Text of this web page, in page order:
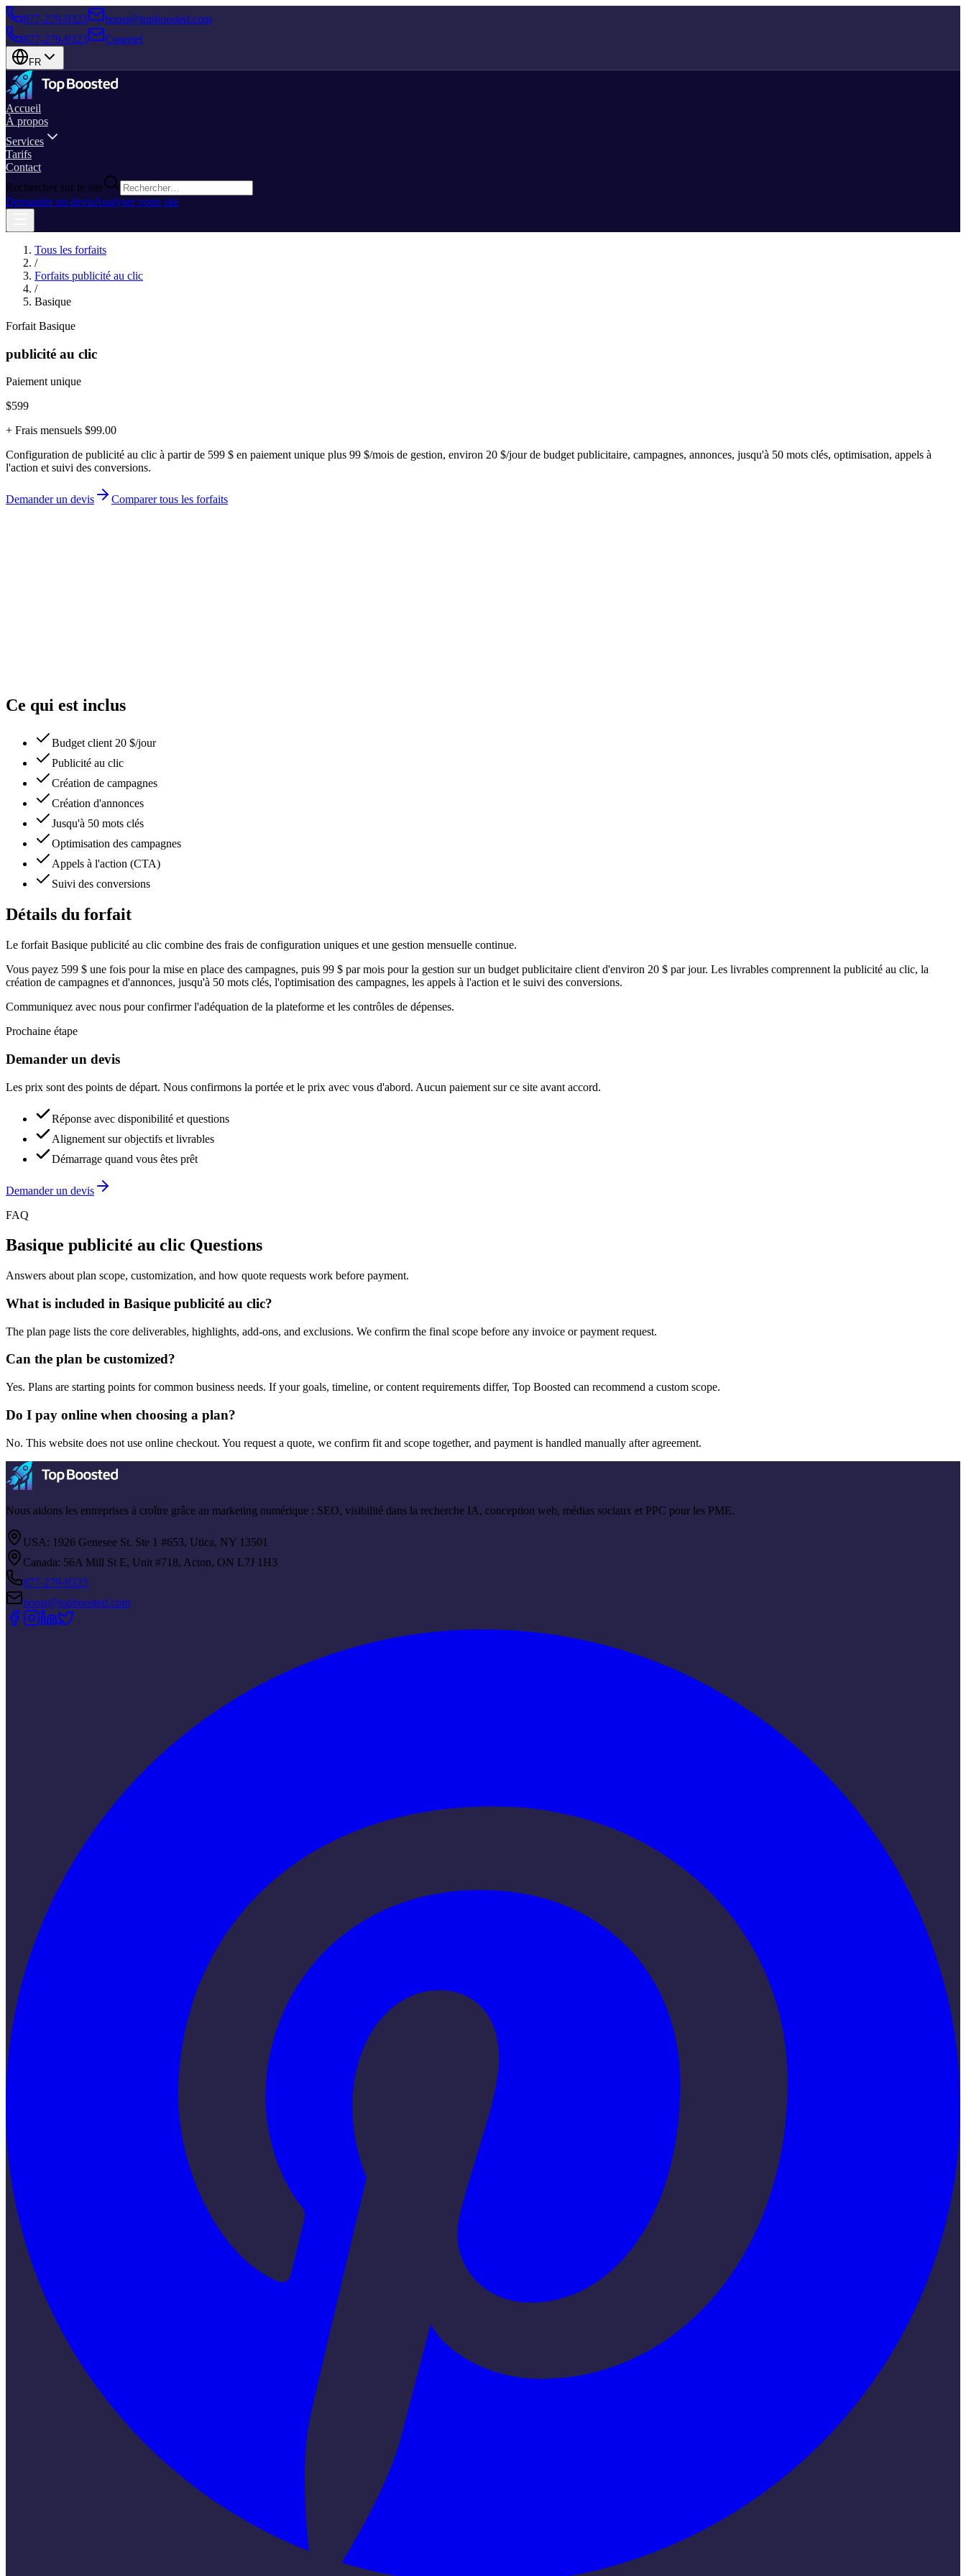
877-279-9323
boost@topboosted.com
877-279-9323
Courriel
FR
Accueil
À propos
Services
Tarifs
Contact
Rechercher sur le site
Demander un devisAnalyser votre site
Tous les forfaits
/
Forfaits publicité au clic
/
Basique
Forfait Basique
publicité au clic
Paiement unique
$599
+ Frais mensuels $99.00
Configuration de publicité au clic à partir de 599 $ en paiement unique plus 99 $/mois de gestion, environ 20 $/jour de budget publicitaire, campagnes, annonces, jusqu'à 50 mots clés, optimisation, appels à
l'action et suivi des conversions.
Demander un devis Comparer tous les forfaits
Ce qui est inclus
Budget client 20 $/jour
Publicité au clic
Création de campagnes
Création d'annonces
Jusqu'à 50 mots clés
Optimisation des campagnes
Appels à l'action (CTA)
Suivi des conversions
Détails du forfait
Le forfait Basique publicité au clic combine des frais de configuration uniques et une gestion mensuelle continue.
Vous payez 599 $ une fois pour la mise en place des campagnes, puis 99 $ par mois pour la gestion sur un budget publicitaire client d'environ 20 $ par jour. Les livrables comprennent la publicité au clic, la
création de campagnes et d'annonces, jusqu'à 50 mots clés, l'optimisation des campagnes, les appels à l'action et le suivi des conversions.
Communiquez avec nous pour confirmer l'adéquation de la plateforme et les contrôles de dépenses.
Prochaine étape
Demander un devis
Les prix sont des points de départ. Nous confirmons la portée et le prix avec vous d'abord. Aucun paiement sur ce site avant accord.
Réponse avec disponibilité et questions
Alignement sur objectifs et livrables
Démarrage quand vous êtes prêt
Demander un devis
FAQ
Basique publicité au clic Questions
Answers about plan scope, customization, and how quote requests work before payment.
What is included in Basique publicité au clic?
The plan page lists the core deliverables, highlights, add-ons, and exclusions. We confirm the final scope before any invoice or payment request.
Can the plan be customized?
Yes. Plans are starting points for common business needs. If your goals, timeline, or content requirements differ, Top Boosted can recommend a custom scope.
Do I pay online when choosing a plan?
No. This website does not use online checkout. You request a quote, we confirm fit and scope together, and payment is handled manually after agreement.
Nous aidons les entreprises à croître grâce au marketing numérique : SEO, visibilité dans la recherche IA, conception web, médias sociaux et PPC pour les PME.
USA: 1926 Genesee St. Ste 1 #653, Utica, NY 13501
Canada: 56A Mill St E, Unit #718, Acton, ON L7J 1H3
877-279-9323
boost@topboosted.com